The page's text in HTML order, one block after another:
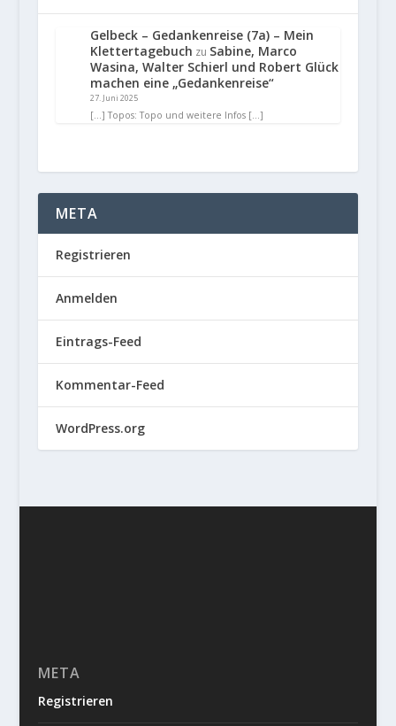
Gelbeck – Gedankenreise (7a) – Mein
Klettertagebuch zu Sabine, Marco
Wasina, Walter Schierl und Robert Glück
machen eine „Gedankenreise“
27. Juni 2025
[…] Topos: Topo und weitere Infos […]
META
Registrieren
Anmelden
Eintrags-Feed
Kommentar-Feed
WordPress.org
META
Registrieren